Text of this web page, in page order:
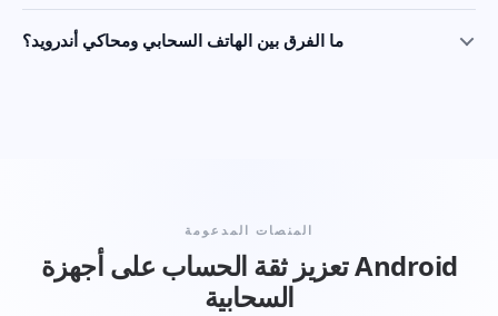
ما الفرق بين الهاتف السحابي ومحاكي أندرويد؟
المنصات المدعومة
تعزيز ثقة الحساب على أجهزة Android
السحابية